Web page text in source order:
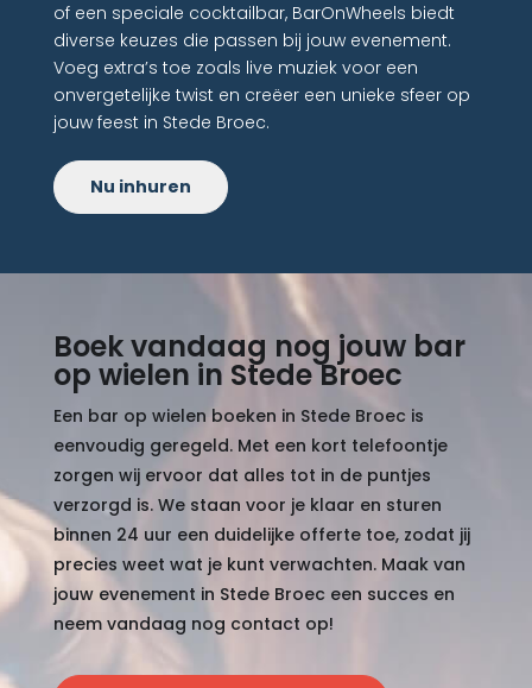
of een speciale cocktailbar, BarOnWheels biedt
diverse keuzes die passen bij jouw evenement.
Voeg extra’s toe zoals live muziek voor een
onvergetelijke twist en creëer een unieke sfeer op
jouw feest in Stede Broec.
Nu inhuren
Boek vandaag nog jouw bar
op wielen in Stede Broec
Een bar op wielen boeken in Stede Broec is
eenvoudig geregeld. Met een kort telefoontje
zorgen wij ervoor dat alles tot in de puntjes
verzorgd is. We staan voor je klaar en sturen
binnen 24 uur een duidelijke offerte toe, zodat jij
precies weet wat je kunt verwachten. Maak van
jouw evenement in Stede Broec een succes en
neem vandaag nog contact op!